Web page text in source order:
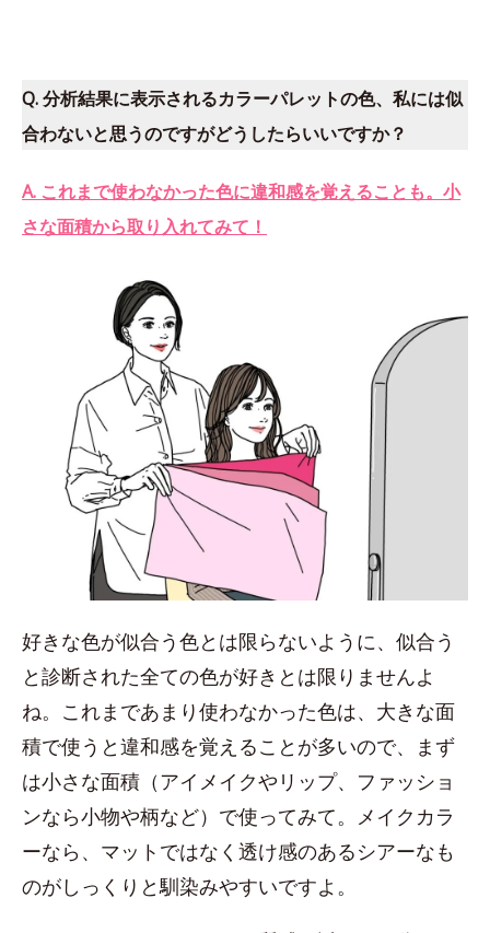
Q. 分析結果に表示されるカラーパレットの色、私には似
合わないと思うのですがどうしたらいいですか？
A. これまで使わなかった色に違和感を覚えることも。小
さな面積から取り入れてみて！
好きな色が似合う色とは限らないように、似合う
と診断された全ての色が好きとは限りませんよ
ね。これまであまり使わなかった色は、大きな面
積で使うと違和感を覚えることが多いので、まず
は小さな面積（アイメイクやリップ、ファッショ
ンなら小物や柄など）で使ってみて。メイクカラ
ーなら、マットではなく透け感のあるシアーなも
のがしっくりと馴染みやすいですよ。